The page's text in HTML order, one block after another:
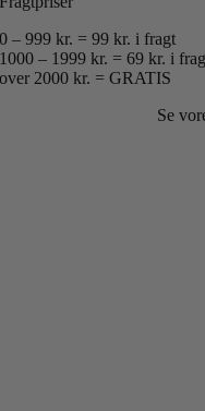
0 – 999 kr. = 99 kr. i fragt
1000 – 1999 kr. = 69 kr. i
over 2000 kr. = GRATIS
Se